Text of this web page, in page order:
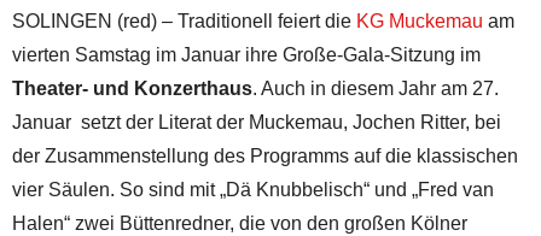
SOLINGEN (red) – Traditionell feiert die KG Muckemau am
vierten Samstag im Januar ihre Große-Gala-Sitzung im
Theater- und Konzerthaus. Auch in diesem Jahr am 27.
Januar setzt der Literat der Muckemau, Jochen Ritter, bei
der Zusammenstellung des Programms auf die klassischen
vier Säulen. So sind mit „Dä Knubbelisch“ und „Fred van
Halen“ zwei Büttenredner, die von den großen Kölner